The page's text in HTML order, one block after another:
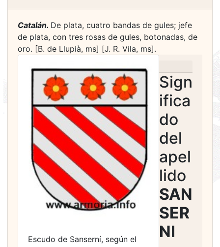
Catalán. De plata, cuatro bandas de gules; jefe
de plata, con tres rosas de gules, botonadas, de
oro. [B. de Llupià, ms] [J. R. Vila, ms].
Escudo de Sanserní, según el
Sign
ifica
do
del
apel
lido
SAN
SER
NI